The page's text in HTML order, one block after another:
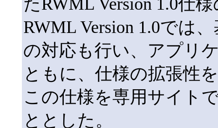
RWML Version 1.0では
の対応も行い、アプリ
ともに、仕様の拡張性
この仕様を専用サイト
ととした。